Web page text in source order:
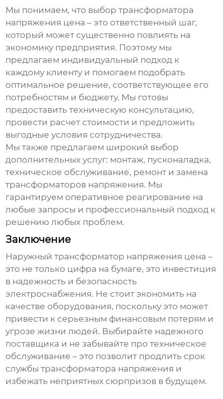
Мы понимаем, что выбортрансформатора
напряжения цена – это ответственный шаг,
который может существенно повлиять на
экономику предприятия. Поэтому мы
предлагаем индивидуальный подход к
каждому клиенту и помогаем подобрать
оптимальное решение, соответствующее его
потребностям и бюджету. Мы готовы
предоставить техническую консультацию,
провести расчет стоимости и предложить
выгодные условия сотрудничества.
Мы также предлагаем широкий выбор
дополнительных услуг: монтаж, пусконаладка,
техническое обслуживание, ремонт и замена
трансформаторов напряжения. Мы
гарантируем оперативное реагирование на
любые запросы и профессиональный подход к
решению любых проблем.
Заключение
Наружный трансформатор напряжения цена –
это не только цифра на бумаге, это инвестиция
в надежность и безопасность
электроснабжения. Не стоит экономить на
качестве оборудования, поскольку это может
привести к серьезным финансовым потерям и
угрозе жизни людей. Выбирайте надежного
поставщика и не забывайте про техническое
обслуживание – это позволит продлить срок
службытрансформатора напряжения и
избежать неприятных сюрпризов в будущем.